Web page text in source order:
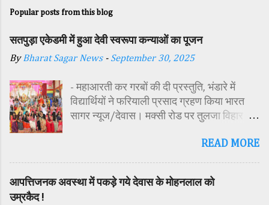
Popular posts from this blog
सतपुड़ा एकेडमी में हुआ देवी स्वरूपा कन्याओं का पूजन
ByBharat Sagar News - September 30, 2025
- महाआरती कर गरबों की दी प्रस्तुति, भंडारे में
विद्यार्थियों ने फरियाली प्रसाद ग्रहण किया भारत
सागर न्यूज/देवास। मक्सी रोड पर तुलजा विहार
पावन अवसर पर कन्या पूजन एवं गरबा महोत्सव का
परिसर में तोरण, रंगोली से आकर्षक साज-सज्जा की
गई। सर्वप्रथम मुख्य अतिथि महिला बाल विकास
READ MORE
आपत्तिजनक अवस्था में पकड़े गये देवास के मोहनलाल को
उम्रकैद !